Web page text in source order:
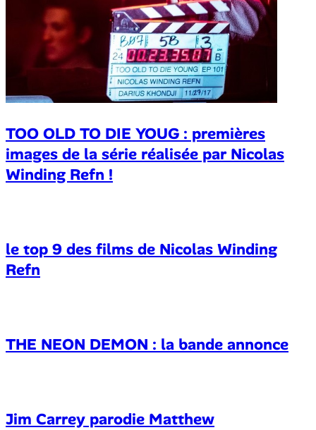
TOO OLD TO DIE YOUG : premières
images de la série réalisée par Nicolas
Winding Refn !
le top 9 des films de Nicolas Winding
Refn
THE NEON DEMON : la bande annonce
Jim Carrey parodie Matthew